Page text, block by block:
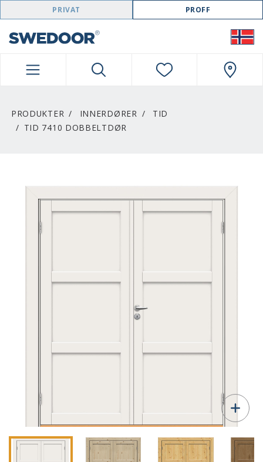
SWEDOOR NAVIGATION
PRIVAT PROFF
PRODUKTER INNERDØRER
TID
TID 7410 DOBBELTDØR